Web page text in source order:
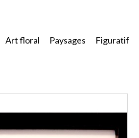
Art floral Paysages Figuratif